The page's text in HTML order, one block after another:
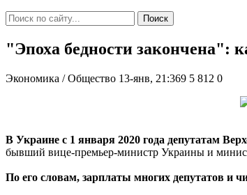
Поиск
"Эпоха бедности закончена":
Экономика / Общество 13-янв, 21:369 5 812 0
В Украине с 1 января 2020 года депутатам
бывший вице-премьер-министр Украины и
По его словам, зарплаты многих депутатов и